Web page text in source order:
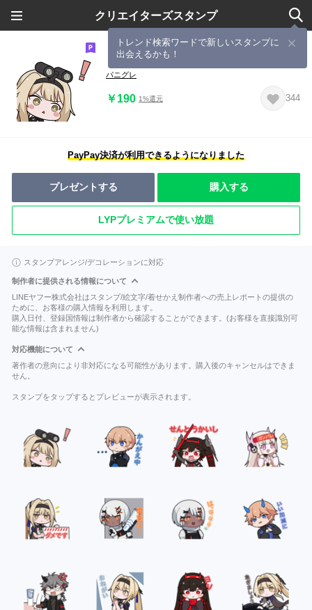
クリエイターズスタンプ
トレンド検索ワードで新しいスタンプに
出会えるかも！
「パニグレ」スタンプ第2弾
パニグレ
￥190 1%還元 344
PayPay決済が利用できるようになりました
プレゼントする 購入する
LYPプレミアムで使い放題
スタンプアレンジ/デコレーションに対応
制作者に提供される情報について
LINEヤフー株式会社はスタンプ/絵文字/着せかえ制作者への売上レポートの提供の
ために、お客様の購入情報を利用します。
購入日付、登録国情報は制作者から確認することができます。(お客様を直接識別可
能な情報は含まれません)
対応機能について
著作者の意向により非対応になる可能性があります。購入後のキャンセルはできま
せん。
スタンプをタップするとプレビューが表示されます。